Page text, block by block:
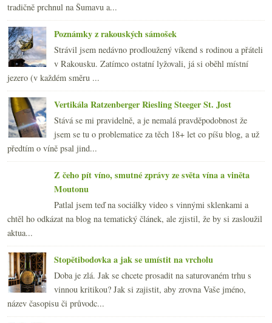
tradičně prchnul na Šumavu a...
Poznámky z rakouských sámošek
Strávil jsem nedávno prodloužený víkend s rodinou a přáteli
v Rakousku. Zatímco ostatní lyžovali, já si oběhl místní
jezero (v každém směru ...
Vertikála Ratzenberger Riesling Steeger St. Jost
Stává se mi pravidelně, a je nemalá pravděpodobnost že
jsem se tu o problematice za těch 18+ let co píšu blog, a už
předtím o víně psal jind...
Z čeho pít víno, smutné zprávy ze světa vína a viněta
Moutonu
Patlal jsem teď na sociálky video s vinnými sklenkami a
chtěl ho odkázat na blog na tematický článek, ale zjistil, že by si zasloužil
aktua...
Stopětibodovka a jak se umístit na vrcholu
Doba je zlá. Jak se chcete prosadit na saturovaném trhu s
vinnou kritikou? Jak si zajistit, aby zrovna Vaše jméno,
název časopisu či průvodc...